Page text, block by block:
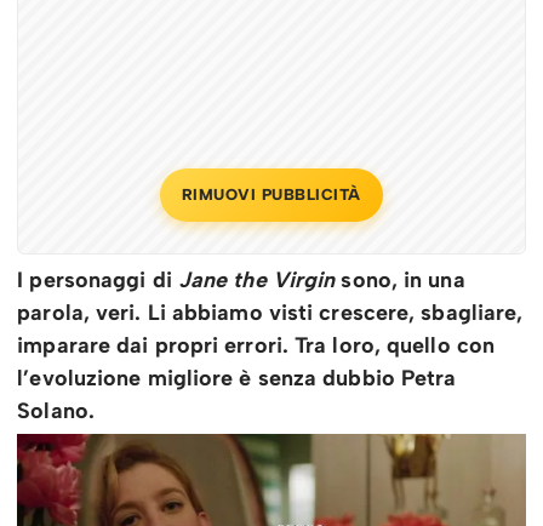
RIMUOVI PUBBLICITÀ
I personaggi di Jane the Virginsono, in una
parola, veri. Li abbiamo visti crescere, sbagliare,
imparare dai propri errori. Tra loro, quello con
l’evoluzione migliore è senza dubbio Petra
Solano.